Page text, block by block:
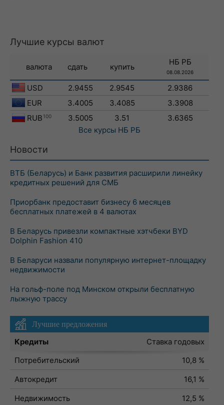
Лучшие курсы валют
валюта сдать купить
НБ РБ
08.08.2026
USD 2.9455 2.9545
2.9386
EUR
3.4005 3.4085
3.3908
RUB 100 3.5005 3.51
3.6365
Все курсы НБ РБ
Новости
ВТБ (Беларусь) и Банк развития расширили линейку
кредитных решений для СМБ
Приорбанк предоставит бизнесу 6 месяцев
бесплатных платежей в 4 валютах
В Беларусь привезли компактные хэтчбеки BYD
Dolphin Fashion 410
В Беларуси назвали популярную интернет-площадку
недвижимости
На гольф-поле под Минском открыли бесплатную
лыжную трассу
Лучшие предложения
Кредиты
Ставка годовых
Потребительский
10,8 %
Автокредит
16,1 %
Недвижимость
12,5 %